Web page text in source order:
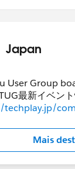
Japan
User Group
最新イベン
techplay.jp/
Mais